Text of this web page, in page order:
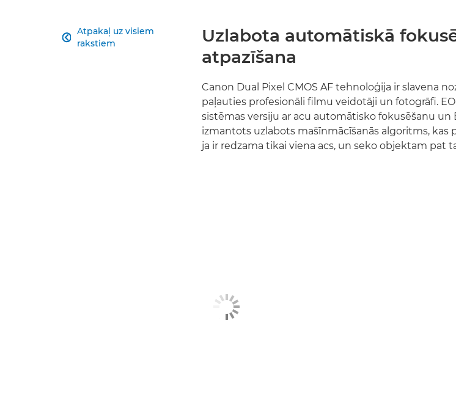
Atpakaļ uz visiem
rakstiem

Uzlabota automātiskā
atpazīšana
Canon Dual Pixel CMOS AF tehnoloģija ir slavena
paļauties profesionāli filmu veidotāji un fotogrāfi.
sistēmas versiju ar acu automātisko fokusēšanu un
izmantots uzlabots mašīnmācīšanās algoritms, kas
ja ir redzama tikai viena acs, un seko objektam pat